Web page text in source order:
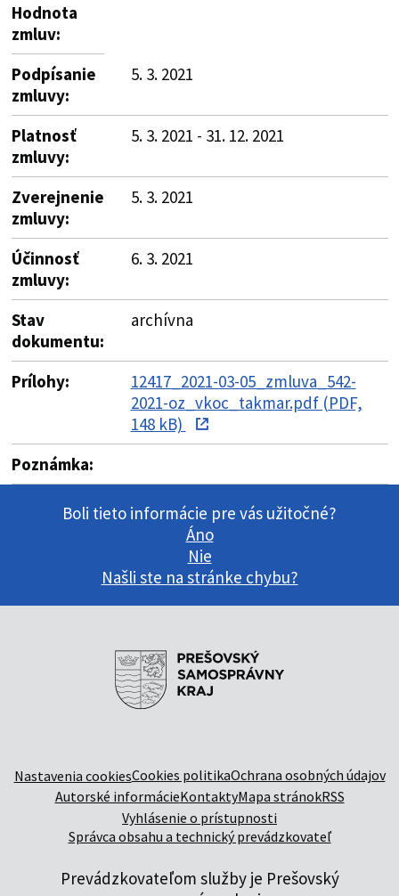
Hodnota
zmluv:
Podpísanie
zmluvy:
5. 3. 2021
Platnosť
zmluvy:
5. 3. 2021 - 31. 12. 2021
Zverejnenie
zmluvy:
5. 3. 2021
Účinnosť
zmluvy:
6. 3. 2021
Stav
dokumentu:
archívna
Prílohy:
12417_2021-03-05_zmluva_542-
2021-oz_vkoc_takmar.pdf (PDF,
148 kB)
Poznámka:
Boli tieto informácie pre vás užitočné?
Áno
Nie
Našli ste na stránke chybu?
Nastavenia cookiesCookies politikaOchrana osobných údajov
Autorské informácieKontaktyMapa stránokRSS
Vyhlásenie o prístupnosti
Správca obsahu a technický prevádzkovateľ
Prevádzkovateľom služby je Prešovský